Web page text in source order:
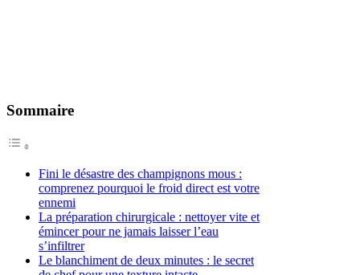
Sommaire
Fini le désastre des champignons mous :
comprenez pourquoi le froid direct est votre
ennemi
La préparation chirurgicale : nettoyer vite et
émincer pour ne jamais laisser l’eau
s’infiltrer
Le blanchiment de deux minutes : le secret